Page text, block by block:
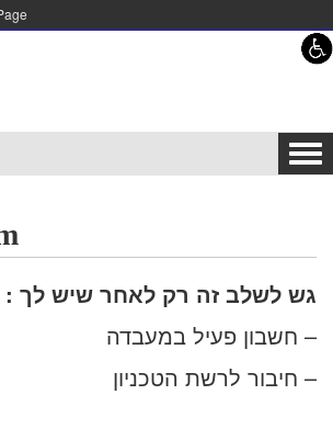
: גש לשלב זה רק לאחר שיש לך
חשבון פעיל במעבדה –
חיבור לרשת הטכניון –